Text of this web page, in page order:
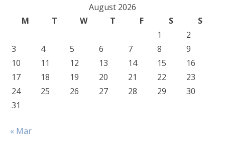
August 2026
M
T W T F S
S
1
2
3
4 5 6 7 8
9
10
11 12 13 14 15
16
17
18 19 20 21 22
23
24
25 26 27 28 29
30
31
« Mar